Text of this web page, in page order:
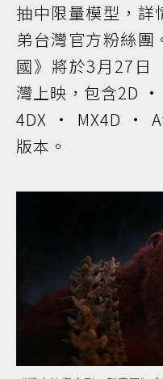
抽中限量模型，詳
弟台灣官方粉絲團
國》將於3月27日
灣上映，包含2D
4DX · MX4D ·
版本。